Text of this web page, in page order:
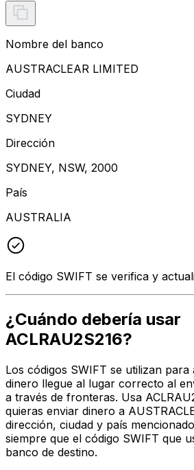
Nombre del banco
AUSTRACLEAR LIMITED
Ciudad
SYDNEY
Dirección
SYDNEY, NSW, 2000
País
AUSTRALIA
El código SWIFT se verifica y
¿Cuándo debería usar
ACLRAU2S216?
Los códigos SWIFT se utilizan
dinero llegue al lugar correcto al
a través de fronteras. Usa
quieras enviar dinero a
dirección, ciudad y país
siempre que el código SWIFT que
banco de destino.